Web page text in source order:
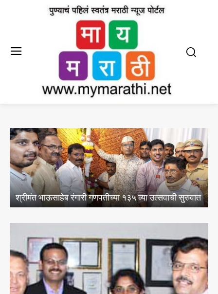
भविष्यातील ग्लोबल वॉर्मिंगचा धोका लक्षात घेता नैसर्गिक
जलस्रोतांचे एआय व सॅटेलाईट मॅपिंग द्वारे सर्वेक्षण करा;
नगरसेवक सीए प्रतीक कर्पे यांची मागणी